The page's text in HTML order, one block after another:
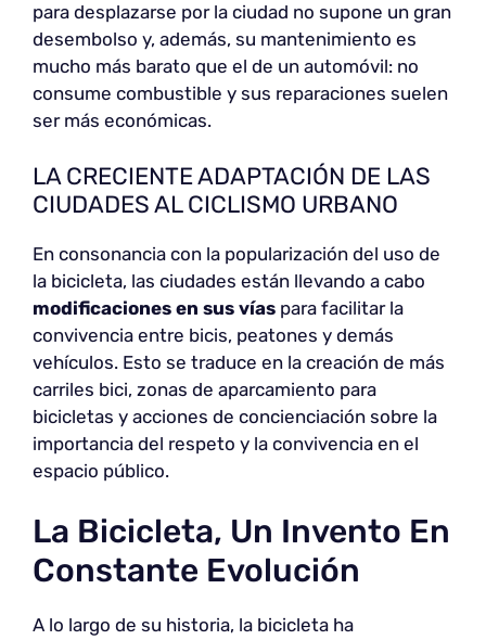
para desplazarse por la ciudad no supone un gran
desembolso y, además, su mantenimiento es
mucho más barato que el de un automóvil: no
consume combustible y sus reparaciones suelen
ser más económicas.
LA CRECIENTE ADAPTACIÓN DE LAS
CIUDADES AL CICLISMO URBANO
En consonancia con la popularización del uso de
la bicicleta, las ciudades están llevando a cabo
modificaciones en sus vías para facilitar la
convivencia entre bicis, peatones y demás
vehículos. Esto se traduce en la creación de más
carriles bici, zonas de aparcamiento para
bicicletas y acciones de concienciación sobre la
importancia del respeto y la convivencia en el
espacio público.
La Bicicleta, Un Invento En
Constante Evolución
A lo largo de su historia, la bicicleta ha